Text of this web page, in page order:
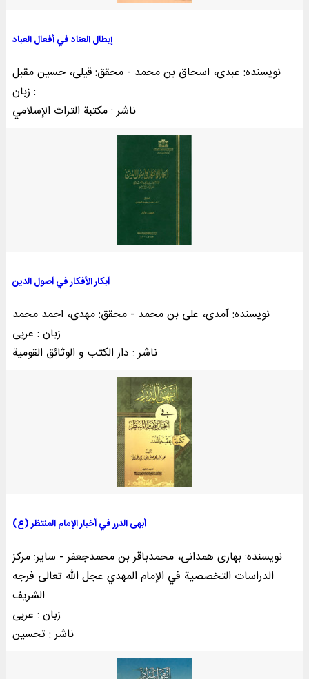
إبطال العناد في أفعال العباد
نویسنده: عبدی، اسحاق بن محمد - محقق: قیلی، حسین مقبل
زبان :
ناشر : مکتبة التراث الإسلامي
أبکار الأفکار في أصول الدین
نویسنده: آمدی، علی بن محمد - محقق: مهدی، احمد محمد
زبان : عربی
ناشر : دار الکتب و الوثائق القومية
أبهی الدرر في أخبار الإمام المنتظر (ع)
نویسنده: بهاری همدانی، محمدباقر بن محمدجعفر - سایر: مرکز
الدراسات التخصصیة في الإمام المهدي عجل الله تعالی فرجه
الشریف
زبان : عربی
ناشر : تحسين